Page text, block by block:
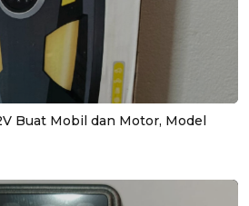
Buat Mobil dan Motor, Model